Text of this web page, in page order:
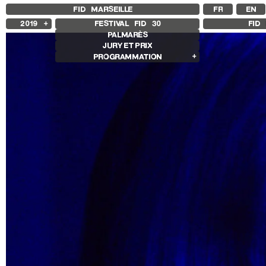
FID MARSEILLE FR EN
2019 FESTIVAL FID 30
PALMARÈS
JURY ET PRIX
PROGRAMMATION
Compétition Internationale
Compétition Française
Compétition Premier Film
Compétition GNCR
FID